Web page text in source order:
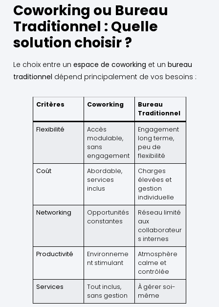
Coworking ou Bureau
Traditionnel : Quelle
solution choisir ?
Le choix entre un espace de coworking et un bureau
traditionnel dépend principalement de vos besoins :
Critères Coworking
Bureau
Traditionnel
Flexibilité
Accès
modulable,
sans
engagement
Engagement
long terme,
peu de
flexibilité
Coût
Abordable,
services
inclus
Charges
élevées et
gestion
individuelle
Networking
Opportunités
constantes
Réseau limité
aux
collaborateur
s internes
Productivité
Environneme
nt stimulant
Atmosphère
calme et
contrôlée
Services
Tout inclus,
sans gestion
À gérer soi-
même